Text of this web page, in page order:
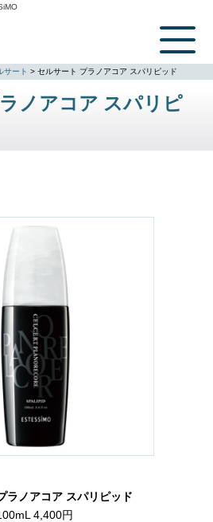
サート > セルサート プラノアコア スパリピッド
ノアコア スパリピ
ラノアコア スパリピッド
4,400円